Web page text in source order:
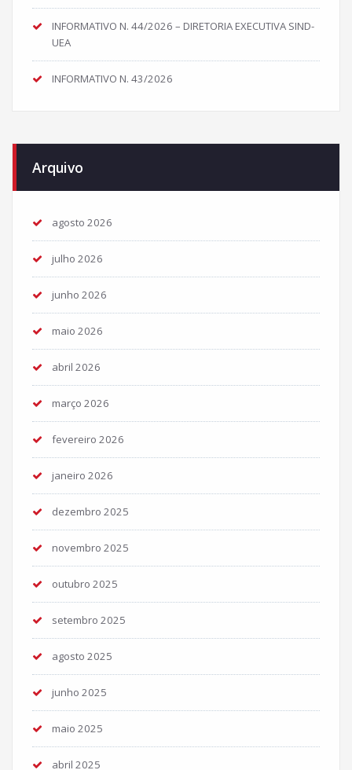
INFORMATIVO N. 44/2026 – DIRETORIA EXECUTIVA SIND-
UEA
INFORMATIVO N. 43/2026
Arquivo
agosto 2026
julho 2026
junho 2026
maio 2026
abril 2026
março 2026
fevereiro 2026
janeiro 2026
dezembro 2025
novembro 2025
outubro 2025
setembro 2025
agosto 2025
junho 2025
maio 2025
abril 2025